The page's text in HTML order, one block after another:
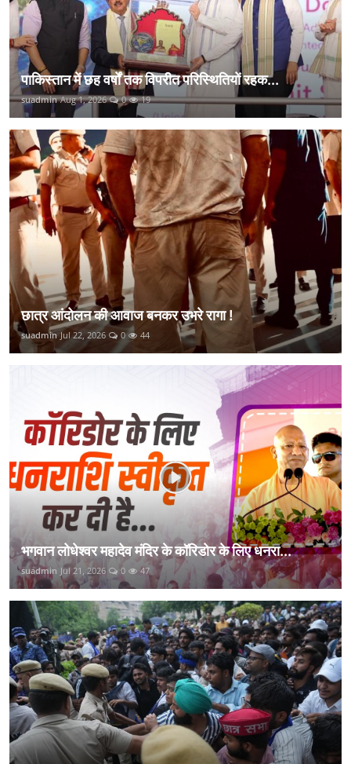
पाकिस्तान में छह वर्षों तक विपरीत परिस्थितियों रहक...
suadmin Aug 1, 2026 0 19
छात्र आंदोलन की आवाज बनकर उभरे रागा !
suadmin Jul 22, 2026 0 44
भगवान लोधेश्वर महादेव मंदिर के कॉरिडोर के लिए धनरा...
suadmin Jul 21, 2026 0 47